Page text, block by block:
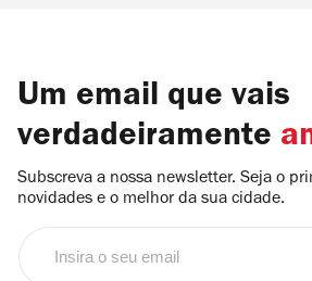
Um email que vais
verdadeiramente
Subscreva a nossa newsletter. Seja o
novidades e o melhor da sua cidade.